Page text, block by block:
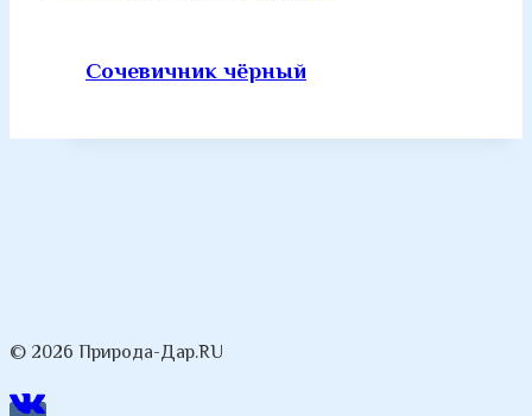
Сочевичник чёрный
© 2026 Природа-Дар.RU